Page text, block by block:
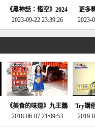
《黑神話：悟空》2024
年夏季推出！確定不會
延期齁？-電玩宅速配
2023-09-22 23:39:26
更多
《來
金鄉
2023-
《美食的味道》九王鵝
肉
2018-06-07 21:09:53
Try講
2019-